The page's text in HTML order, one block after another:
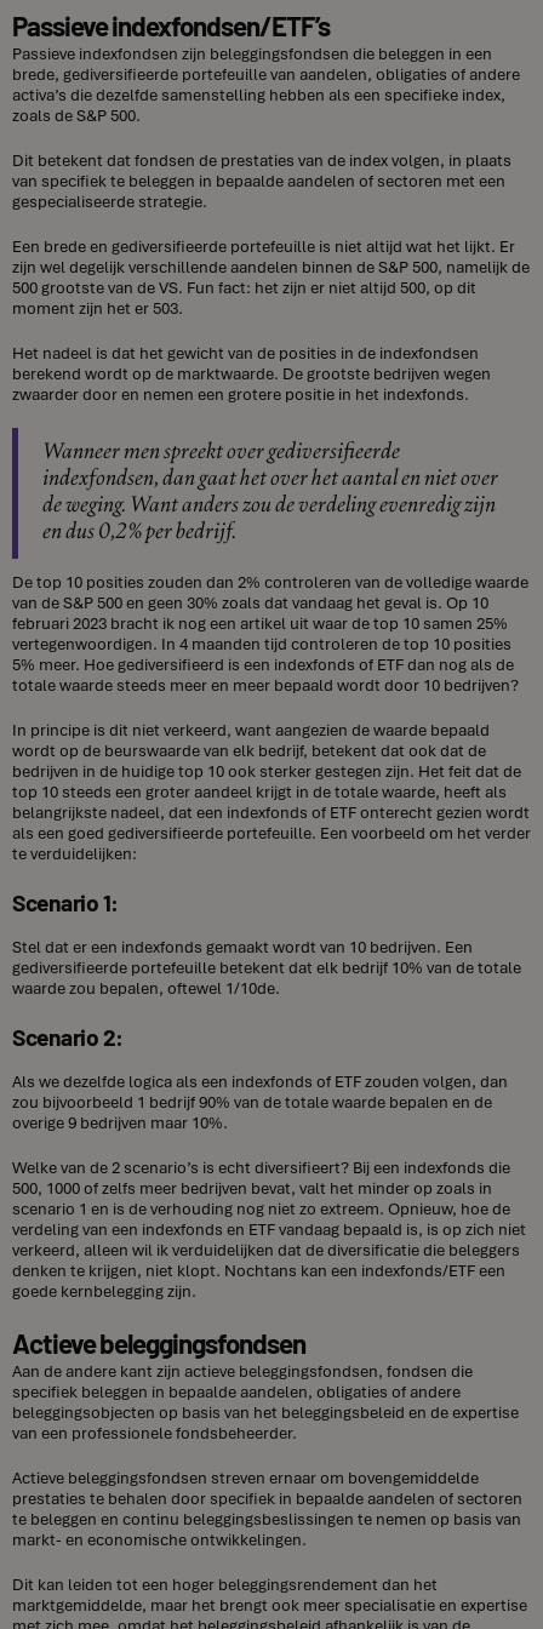
Passieve indexfondsen/ETF’s
Passieve indexfondsen zijn beleggingsfondsen die beleggen in een
brede, gediversifieerde portefeuille van aandelen, obligaties of andere
activa’s die dezelfde samenstelling hebben als een specifieke index,
zoals de S&P 500.
Dit betekent dat fondsen de prestaties van de index volgen, in plaats
van specifiek te beleggen in bepaalde aandelen of sectoren met een
gespecialiseerde strategie.
Een brede en gediversifieerde portefeuille is niet altijd wat het lijkt. Er
zijn wel degelijk verschillende aandelen binnen de S&P 500, namelijk de
500 grootste van de VS. Fun fact: het zijn er niet altijd 500, op dit
moment zijn het er 503.
Het nadeel is dat het gewicht van de posities in de indexfondsen
berekend wordt op de marktwaarde. De grootste bedrijven wegen
zwaarder door en nemen een grotere positie in het indexfonds.
Wanneer men spreekt over gediversifieerde
indexfondsen, dan gaat het over het aantal en niet over
de weging. Want anders zou de verdeling evenredig zijn
en dus 0,2% per bedrijf.
De top 10 posities zouden dan 2% controleren van de volledige waarde
van de S&P 500 en geen 30% zoals dat vandaag het geval is. Op 10
februari 2023 bracht ik nog een artikel uit waar de top 10 samen 25%
vertegenwoordigen. In 4 maanden tijd controleren de top 10 posities
5% meer. Hoe gediversifieerd is een indexfonds of ETF dan nog als de
totale waarde steeds meer en meer bepaald wordt door 10 bedrijven?
In principe is dit niet verkeerd, want aangezien de waarde bepaald
wordt op de beurswaarde van elk bedrijf, betekent dat ook dat de
bedrijven in de huidige top 10 ook sterker gestegen zijn. Het feit dat de
top 10 steeds een groter aandeel krijgt in de totale waarde, heeft als
belangrijkste nadeel, dat een indexfonds of ETF onterecht gezien wordt
als een goed gediversifieerde portefeuille. Een voorbeeld om het verder
te verduidelijken:
Scenario 1:
Stel dat er een indexfonds gemaakt wordt van 10 bedrijven. Een
gediversifieerde portefeuille betekent dat elk bedrijf 10% van de totale
waarde zou bepalen, oftewel 1/10de.
Scenario 2:
Als we dezelfde logica als een indexfonds of ETF zouden volgen, dan
zou bijvoorbeeld 1 bedrijf 90% van de totale waarde bepalen en de
overige 9 bedrijven maar 10%.
Welke van de 2 scenario’s is echt diversifieert? Bij een indexfonds die
500, 1000 of zelfs meer bedrijven bevat, valt het minder op zoals in
scenario 1 en is de verhouding nog niet zo extreem. Opnieuw, hoe de
verdeling van een indexfonds en ETF vandaag bepaald is, is op zich niet
verkeerd, alleen wil ik verduidelijken dat de diversificatie die beleggers
denken te krijgen, niet klopt. Nochtans kan een indexfonds/ETF een
goede kernbelegging zijn.
Actieve beleggingsfondsen
Aan de andere kant zijn actieve beleggingsfondsen, fondsen die
specifiek beleggen in bepaalde aandelen, obligaties of andere
beleggingsobjecten op basis van het beleggingsbeleid en de expertise
van een professionele fondsbeheerder.
Actieve beleggingsfondsen streven ernaar om bovengemiddelde
prestaties te behalen door specifiek in bepaalde aandelen of sectoren
te beleggen en continu beleggingsbeslissingen te nemen op basis van
markt- en economische ontwikkelingen.
Dit kan leiden tot een hoger beleggingsrendement dan het
marktgemiddelde, maar het brengt ook meer specialisatie en expertise